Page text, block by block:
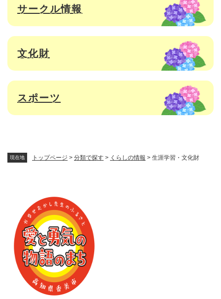
現在地 トップページ > 分類で探す > くらしの情報 > 生涯学習・文化財
サークル情報
文化財
スポーツ